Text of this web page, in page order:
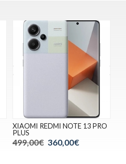
XIAOMI REDMI NOTE 13 PRO
PLUS
499,00€ 360,00€